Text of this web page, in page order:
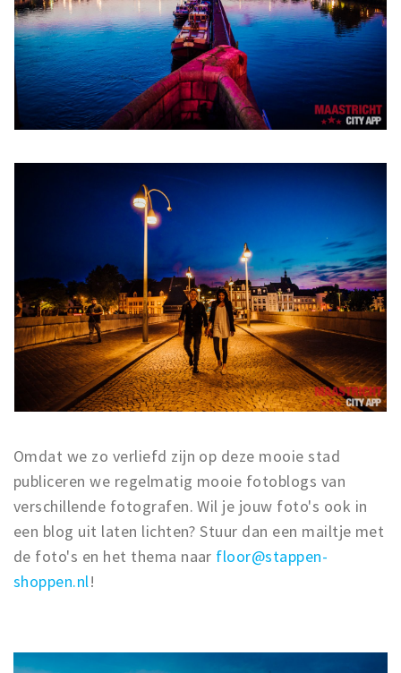
Omdat we zo verliefd zijn op deze mooie stad
publiceren we regelmatig mooie fotoblogs van
verschillende fotografen. Wil je jouw foto's ook in
een blog uit laten lichten? Stuur dan een mailtje met
de foto's en het thema naar floor@stappen-
shoppen.nl!